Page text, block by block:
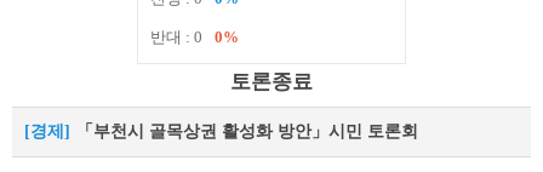
반대 : 0 0%
토론종료
[경제] 「부천시 골목상권 활성화 방안」시민 토론회